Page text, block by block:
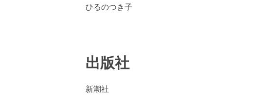
ひるのつき子
出版社
新潮社